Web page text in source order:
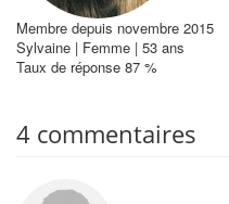
Membre depuis novembre 2015
Sylvaine | Femme | 53 ans
Taux de réponse 87 %
4 commentaires